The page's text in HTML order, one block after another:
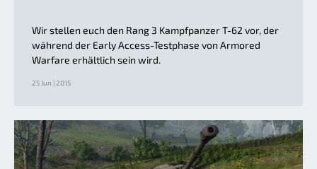
Wir stellen euch den Rang 3 Kampfpanzer T-62 vor, der
während der Early Access-Testphase von Armored
Warfare erhältlich sein wird.
25 Jun | 2015